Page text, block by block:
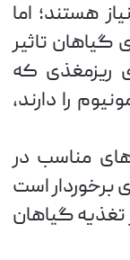
هستند؛ اما
گیاهان تاثیر
ریزمغذی که
را دارند،
مناسب در
برخوردار است
تغذیه گیاهان